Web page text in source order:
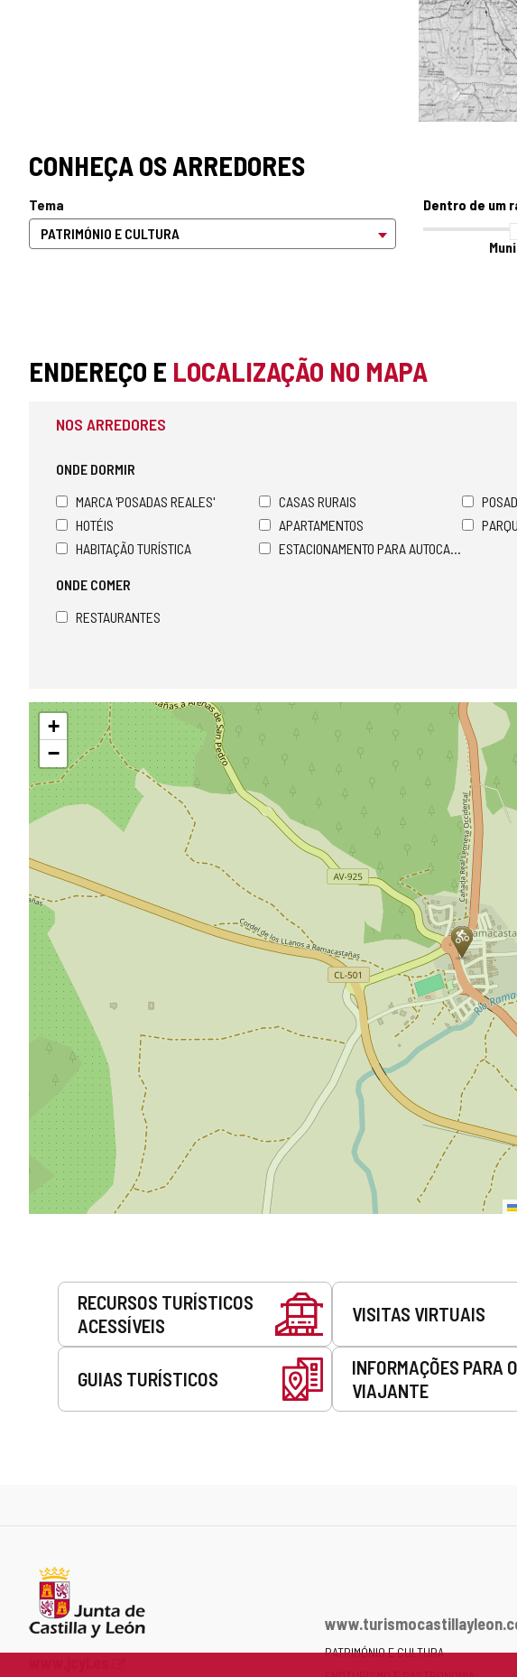
CONHEÇA OS ARREDORES
Tema Dentro de um
ENDEREÇO E LOCALIZAÇÃO NO MAPA
NOS ARREDORES
ONDE DORMIR
MARCA 'POSADAS REALES'
CASAS RURAIS
HOTÉIS
APARTAMENTOS
HABITAÇÃO TURÍSTICA
ESTACIONAMENTO PARA AUTOCARAVANAS
ONDE COMER
RESTAURANTES
Pular
mapa
+
−
Serviços
RECURSOS TURÍSTICOS
ACESSÍVEIS
VISITAS VIRTUAIS
GUIAS TURÍSTICOS
INFORMAÇÕES PARA O
VIAJANTE
PATRIMÓNIO E CULTURA